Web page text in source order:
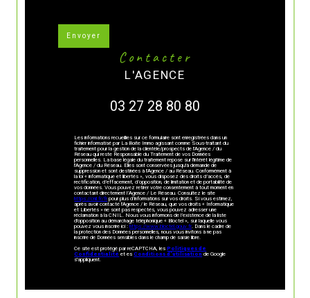
Envoyer
contacter
L'AGENCE
03 27 28 80 80
Les informations recueillies sur ce formulaire sont enregistrées dans un
fichier informatisé par La Boite Immo agissant comme Sous-traitant du
traitement pour la gestion de la clientèle/prospects de l'Agence / du
Réseau qui reste Responsable du Traitement de vos Données
personnelles. La base légale du traitement repose sur l'intérêt légitime de
l'Agence / du Réseau. Elles sont conservées jusqu'à demande de
suppression et sont destinées à l'Agence / au Réseau. Conformément à
la loi « informatique et libertés », vous disposez des droits d’accès, de
rectification, d’effacement, d’opposition, de limitation et de portabilité de
vos données. Vous pouvez retirer votre consentement à tout moment en
contactant directement l’Agence / Le Réseau. Consultez le site
https://cnil.fr/fr pour plus d’informations sur vos droits. Si vous estimez,
après avoir contacté l'Agence / le Réseau, que vos droits « Informatique
et Libertés » ne sont pas respectés, vous pouvez adresser une
réclamation à la CNIL. Nous vous informons de l’existence de la liste
d'opposition au démarchage téléphonique « Bloctel », sur laquelle vous
pouvez vous inscrire ici :https://www.bloctel.gouv.fr. Dans le cadre de
la protection des Données personnelles, nous vous invitons à ne pas
inscrire de Données sensibles dans le champ de saisie libre.
Ce site est protégé par reCAPTCHA, lesPolitiques de
Confidentialité et esConditions d'utilisation de Google
s'appliquent.